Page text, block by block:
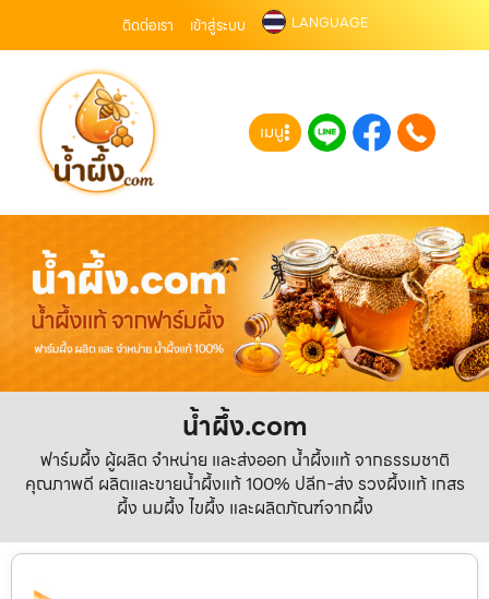
ติดต่อเรา เข้าสู่ระบบ LANGUAGE
เมนู
น้ำผึ้ง.com
ฟาร์มผึ้ง ผู้ผลิต จำหน่าย และส่งออก น้ำผึ้งแท้ จากธรรมชาติ
คุณภาพดี ผลิตและขายน้ำผึ้งแท้ 100% ปลีก-ส่ง รวงผึ้งแท้ เกสร
ผึ้ง นมผึ้ง ไขผึ้ง และผลิตภัณฑ์จากผึ้ง